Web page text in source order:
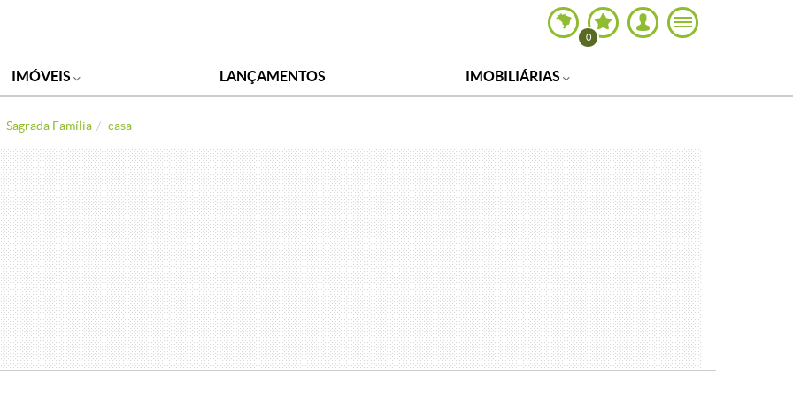
0
IMÓVEIS LANÇAMENTOS IMOBILIÁRIAS
Sagrada Família casa